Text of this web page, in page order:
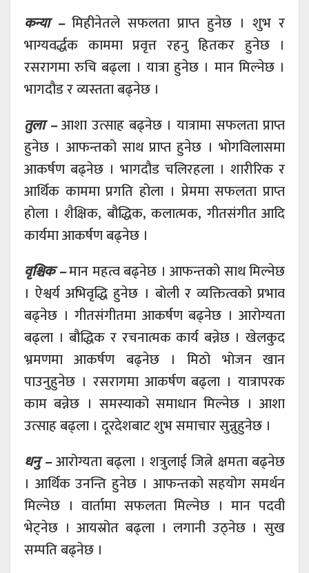
कन्या –मिहीनेतले सफलता प्राप्त हुनेछ । शुभ र
भाग्यवर्द्धक काममा प्रवृत्त रहनु हितकर हुनेछ ।
रसरागमा रुचि बढ्ला । यात्रा हुनेछ । मान मिल्नेछ ।
भागदौड र व्यस्तता बढ्नेछ ।
तुला –आशा उत्साह बढ्नेछ । यात्रामा सफलता प्राप्त
हुनेछ । आफन्तको साथ प्राप्त हुनेछ । भोगविलासमा
आकर्षण बढ्नेछ । भागदौड चलिरहला । शारीरिक र
आर्थिक काममा प्रगति होला । प्रेममा सफलता प्राप्त
होला । शैक्षिक, बौद्धिक, कलात्मक, गीतसंगीत आदि
कार्यमा आकर्षण बढ्नेछ ।
वृश्चिक –मान महत्व बढ्नेछ । आफन्तको साथ मिल्नेछ
। ऐश्वर्य अभिवृद्धि हुनेछ । बोली र व्यक्तित्वको प्रभाव
बढ्नेछ । गीतसंगीतमा आकर्षण बढ्नेछ । आरोग्यता
बढ्ला । बौद्धिक र रचनात्मक कार्य बन्नेछ । खेलकुद
भ्रमणमा आकर्षण बढ्नेछ । मिठो भोजन खान
पाउनुहुनेछ । रसरागमा आकर्षण बढ्ला । यात्रापरक
काम बन्नेछ । समस्याको समाधान मिल्नेछ । आशा
उत्साह बढ्ला । दूरदेशबाट शुभ समाचार सुन्नुहुनेछ ।
धनु –आरोग्यता बढ्ला । शत्रुलाई जित्ने क्षमता बढ्नेछ
। आर्थिक उनन्ति हुनेछ । आफन्तको सहयोग समर्थन
मिल्नेछ । वार्तामा सफलता मिल्नेछ । मान पदवी
भेट्नेछ । आयस्रोत बढ्ला । लगानी उठ्नेछ । सुख
सम्पति बढ्नेछ ।